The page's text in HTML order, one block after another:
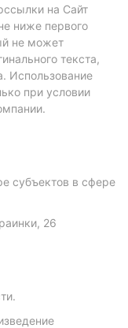
на Сайт
ниже первого
не может
текста,
Использование
при условии
субъектов в сфере
26